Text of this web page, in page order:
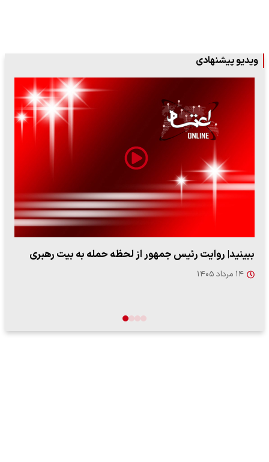
ویدیو پیشنهادی
ببینید| روایت رئیس جمهور از لحظه حمله به بیت رهبری
۱۴ مرداد ۱۴۰۵